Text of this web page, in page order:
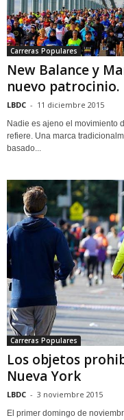
Carreras Populares
New Balance y
nuevo patrocinio.
LBDC - 11 diciembre 2015
Nadie es ajeno el movimiento
refiere. Una marca
basado...
Carreras Populares
Los objetos
Nueva York
LBDC - 3 noviembre 2015
El primer domingo de